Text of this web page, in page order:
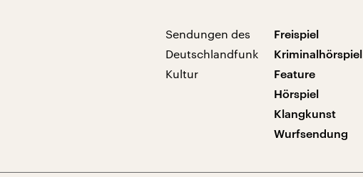
Sendungen des
Deutschlandfunk
Kultur
Freispiel
Kriminalhörspiel
Feature
Hörspiel
Klangkunst
Wurfsendung